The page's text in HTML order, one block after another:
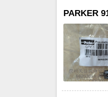
PARKER